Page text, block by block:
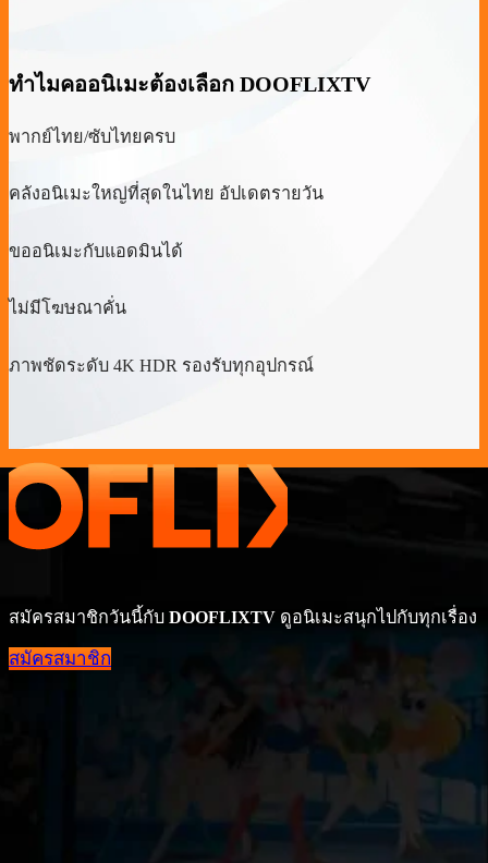
ทำไมคออนิเมะต้องเลือก DOOFLIXTV
พากย์ไทย/ซับไทยครบ
คลังอนิเมะใหญ่ที่สุดในไทย อัปเดตรายวัน
ขออนิเมะกับแอดมินได้
ไม่มีโฆษณาคั่น
ภาพชัดระดับ 4K HDR รองรับทุกอุปกรณ์
สมัครสมาชิกวันนี้กับ DOOFLIXTV ดูอนิเมะสนุกไปกับทุกเรื่อง
สมัครสมาชิก